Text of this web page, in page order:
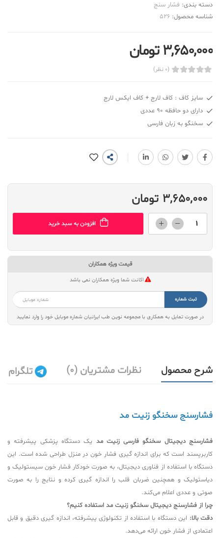
دسته بندی: فشار سنج
شناسه محصول: 526
3,650,000 تومان
(0 نظر)
سایز کاف : کاف لارج + کاف ایکس لارج
دارای دو حافظه ۹۰ عددی
سخنگو به زبان فارسی
3,650,000 تومان
افزودن به سبد خرید
قیمت ویژه همکاران
اکانت شما ویژه همکاران نمی باشد
ثبت شماره
در صورت تمایل به همکاری با مجموعه نوین طب ایرانیان شماره موبایل خود را وارد نمایید
شرح محصول نظرات مشتریان (0) تلگرام
فشارسنج سخنگو زنیت مد
فشارسنج دیجیتال سخنگو فارسی زنیت مد یک دستگاه پزشکی پیشرفته و
کاربرپسند است که برای اندازه گیری فشار خون در منزل طراحی شده است. این
دستگاه با استفاده از فناوری دیجیتال، به صورت خودکار فشار خون سیستولیک و
دیاستولیک و همچنین ضربان قلب را اندازه گیری کرده و نتایج را به صورت
صوتی و عددی اعلام می‌کند.
چرا از فشارسنج دیجیتال سخنگو زنیت مد استفاده کنیم؟
دقت بالا: این دستگاه با استفاده از تکنولوژی پیشرفته، اندازه گیری دقیق و قابل
اعتمادی از فشار خون ارائه می‌دهد.